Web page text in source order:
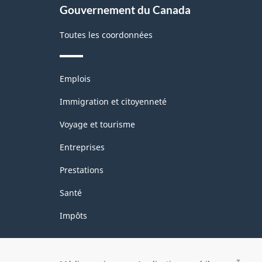
-
Structure
de
la
livres
de
Gouvernement du Canada
Toutes les coordonnées
Thèmes
sujets
Emplois
Immigration et citoyenneté
Voyage et tourisme
Entreprises
Prestations
Santé
Impôts